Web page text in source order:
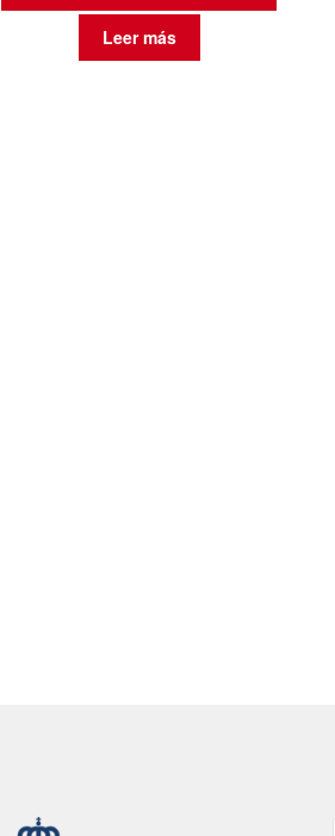
Leer más